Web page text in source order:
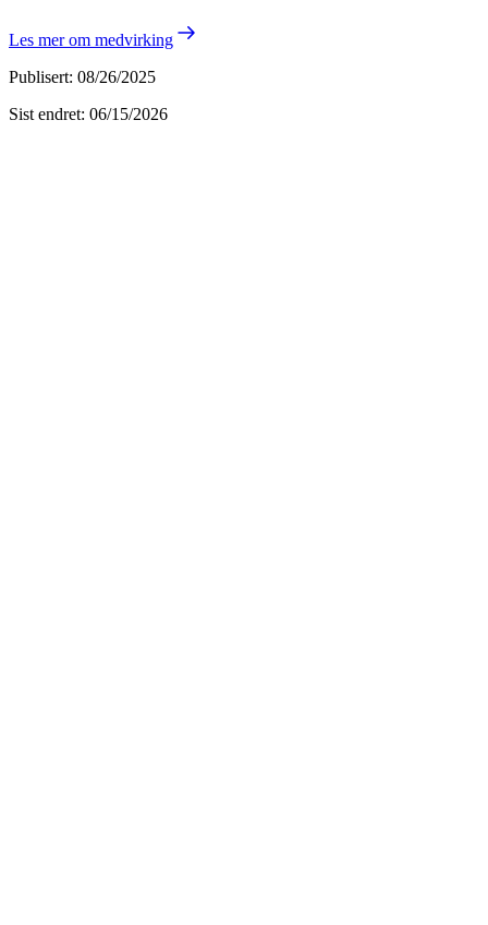
Les mer om medvirking
Publisert: 08/26/2025
Sist endret: 06/15/2026